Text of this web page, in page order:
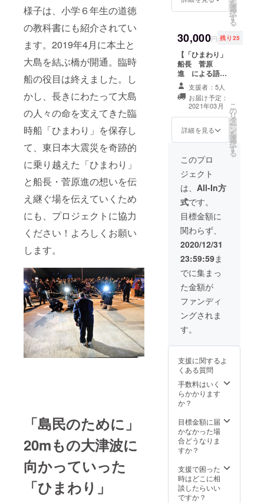
様子は、小学６年生の道徳
の教科書にも紹介されてい
ます。2019年4月に本土と
大島を結ぶ橋が開通。臨時
船の役目は終えました。し
かし、長きにわたって大島
の人々の命を支えてきた臨
時船「ひまわり」を保存し
て、東日本大震災を奇跡的
に乗り越えた「ひまわり」
と船長・菅原進の想いを伝
え継ぐ場を伝えていくため
にも、プロジェクトに協力
ください！よろしくお願い
します。
「島民のために」
20mもの大津波に
向かっていった
「ひまわり」
を
選
択
す
る
30,000円 残り25
【「ひまわり」
船長 菅原
進 による語り
部チケット】
■1000年に一度
と言われた大津
波を乗り越えた
当時を振り返
り、体験者船
をしながら実際
語っていただき
ます。 【「ひま
わり」記念館の
フィールドワー
ク】 ■津波を
乗り越えた「ひ
まわり」の、船
内を説明をしな
す 日程：事
前予約有(令和3
年3月から令和4
年4月迄) 場所：
宮城県気仙沼中
有：参加人数1〜
10名 ※訪問され
る際の交通費、
滞在費は自己負
担となりますの
で、ご了承くだ
さい。
支援者：5人
お届け予定：
2021年03月
詳細を見る
こ
の
リ
タ
ー
ン
を
選
択
す
る
このプロ
ジェクト
は、 All-In方
式です。
目標金額に
関わらず、
2020/12/31
23:59:59ま
でに集まっ
た金額が
ファンディ
ングされま
す。
支援に関するよ
くある質問
手数料はいく
らかかります
か？
目標金額に届
かなかった場
合どうなりま
すか？
支援で困った
時はどこに相
談したらいい
ですか？